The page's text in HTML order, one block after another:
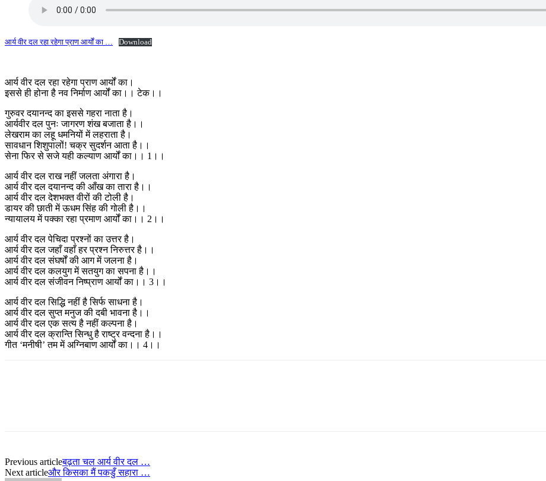
आर्य वीर दल रहा रहेगा प्राण आर्यों का … Download
आर्य वीर दल रहा रहेगा प्राण आर्यों का।
इससे ही होना है नव निर्माण आर्यों का।। टेक।।
गुरुवर दयानन्द का इससे गहरा नाता है।
आर्यवीर दल पुनः जागरण शंख बजाता है।।
लेखराम का लहू धमनियों में लहराता है।
सावधान शिशुपालों! चक्र सुदर्शन आता है।।
सेना फिर से सजे यही कल्याण आर्यों का।। 1।।
आर्य वीर दल राख नहीं जलता अंगारा है।
आर्य वीर दल दयानन्द की आँख का तारा है।।
आर्य वीर दल देशभक्त वीरों की टोली है।
डायर की छाती में ऊधम सिंह की गोली है।।
न्यायालय में पक्का रहा प्रमाण आर्यों का।। 2।।
आर्य वीर दल पेचिदा प्रश्नों का उत्तर है।
आर्य वीर दल जहाँ वहाँ हर प्रश्न निरुत्तर है।।
आर्य वीर दल संघर्षों की आग में जलना है।
आर्य वीर दल कलयुग में सतयुग का सपना है।।
आर्य वीर दल संजीवन निष्प्राण आर्यों का।। 3।।
आर्य वीर दल सिद्धि नहीं है सिर्फ साधना है।
आर्य वीर दल सुप्त मनुज की दबी भावना है।।
आर्य वीर दल एक सत्य है नहीं कल्पना है।
आर्य वीर दल क्रान्ति सिन्धु है राष्ट्र वन्दना है।।
गीत ‘मनीषी’ तम में अग्निबाण आर्यों का।। 4।।
Previous articleबढ़ता चल आर्य वीर दल …
Next articleऔर किसका मैं पकडुँ सहारा …